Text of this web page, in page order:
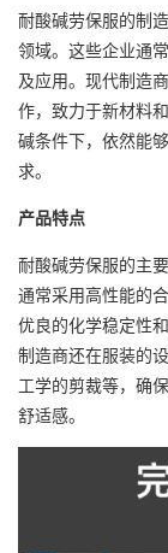
耐酸碱劳保服的制
领域。这些企业通
及应用。现代制造
作，致力于新材料
碱条件下，依然能
求。
产品特点
耐酸碱劳保服的主
通常采用高性能的
优良的化学稳定性
制造商还在服装的
工学的剪裁等，确
舒适感。